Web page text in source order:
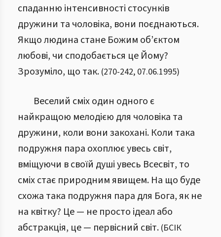
спаданню інтенсивності стосунків
дружини та чоловіка, вони поєднаються.
Якщо людина стане Божим об’єктом
любові, чи сподобається це Йому?
Зрозуміло, що так. (270-242, 07.06.1995)
Веселий сміх один одного є
найкращою мелодією для чоловіка та
дружини, коли вони закохані. Коли така
подружня пара охоплює увесь світ,
вміщуючи в своїй душі увесь Всесвіт, то
сміх стає природним явищем. На що буде
схожа така подружня пара для Бога, як не
на квітку? Це — не просто ідеал або
абстракція, це — первісний світ. (БСІК